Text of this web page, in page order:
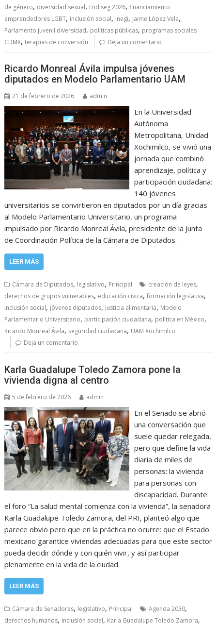
de género, diversidad sexual, Endiseg 2026,financiamiento
emprendedores LGBT, inclusión social, Inegi, Jaime López Vela,
Parlamento juvenil diversidad, políticas públicas, programas sociales
CDMX,terapias de conversión Deja un comentario
Ricardo Monreal Ávila impulsa jóvenes
diputados en Modelo Parlamentario UAM
21 de febrero de 2026 admin
En la Universidad
Autónoma
Metropolitana, Unidad
Xochimilco, se vivió una
jornada que combinó
aprendizaje, política y
participación ciudadana:
140 jóvenes
universitarios se convirtieron en diputados por un día gracias
al Modelo Parlamentario Universitario, un programa
impulsado por Ricardo Monreal Ávila, presidente de la Junta
de Coordinación Política de la Cámara de Diputados.
LEER MÁS
Cámara de Diputados, legislativo, Principal creación de leyes,
derechos de grupos vulnerables, educación cívica,formación legislativa,
inclusión social, jóvenes diputados, justicia alimentaria, Modelo
Parlamentario Universitario, participación ciudadana, política en México,
Ricardo Monreal Ávila, seguridad ciudadana, UAM Xochimilco
Deja un comentario
Karla Guadalupe Toledo Zamora pone la
vivienda digna al centro
5 de febrero de 2026 admin
En el Senado se abrió
una conversación que
suele quedar relegada,
pero que define la vida
diaria de miles de
personas: la vivienda
para personas con
discapacidad. Durante
el foro “La salud mental comienza con la vivienda”, la senadora
Karla Guadalupe Toledo Zamora, del PRI, planteó algo que
parece obvio pero que en la práctica no ocurre: que el Estado
mexicano garantice viviendas adecuadas para que este sector
pueda decidir dónde y con quién vivir, y así participar
plenamente en la vida de la ciudad.
LEER MÁS
Cámara de Senadores, legislativo, Principal Agenda 2030,
derechos humanos, inclusión social, Karla Guadalupe Toledo Zamora,